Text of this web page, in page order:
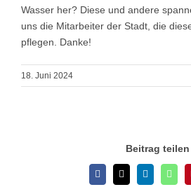
Wasser her? Diese und andere
uns die Mitarbeiter der Stadt, die
pflegen. Danke!
18. Juni 2024
Beitrag teilen
Facebook
X LinkedIn